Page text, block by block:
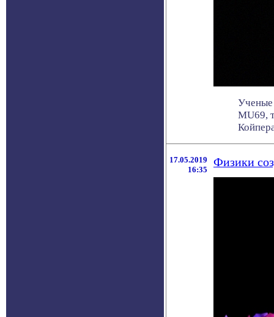
Ученые
MU69,
17.05.2019
16:35
Физики